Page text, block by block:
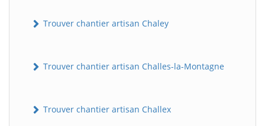
Trouver chantier artisan Chaley
Trouver chantier artisan Challes-la-Montagne
Trouver chantier artisan Challex